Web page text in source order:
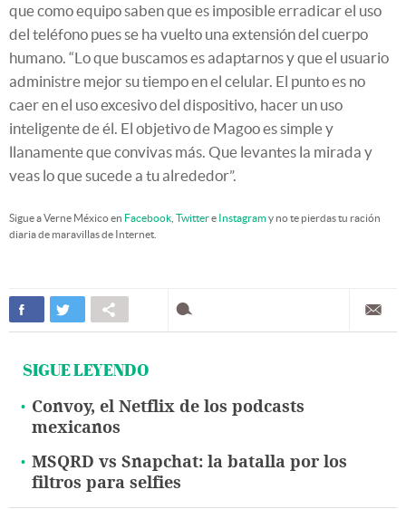
que como equipo saben que es imposible erradicar el uso
del teléfono pues se ha vuelto una extensión del cuerpo
humano. “Lo que buscamos es adaptarnos y que el usuario
administre mejor su tiempo en el celular. El punto es no
caer en el uso excesivo del dispositivo, hacer un uso
inteligente de él. El objetivo de Magoo es simple y
llanamente que convivas más. Que levantes la mirada y
veas lo que sucede a tu alrededor”.
Sigue a Verne México en Facebook Twittere Instagramy no te pierdas tu ración
diaria de maravillas de Internet.
SIGUE LEYENDO
Convoy, el Netflix de los podcasts
mexicanos
MSQRD vs Snapchat: la batalla por los
filtros para selfies